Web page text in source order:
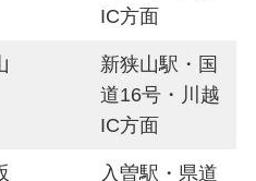
IC方面
新狭山駅・国
道16号・川越
IC方面
入曽駅・県道